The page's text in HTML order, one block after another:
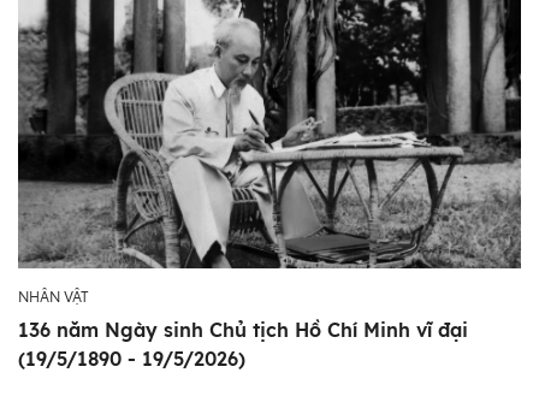
NHÂN VẬT
136 năm Ngày sinh Chủ tịch Hồ Chí Minh vĩ đại
(19/5/1890 - 19/5/2026)